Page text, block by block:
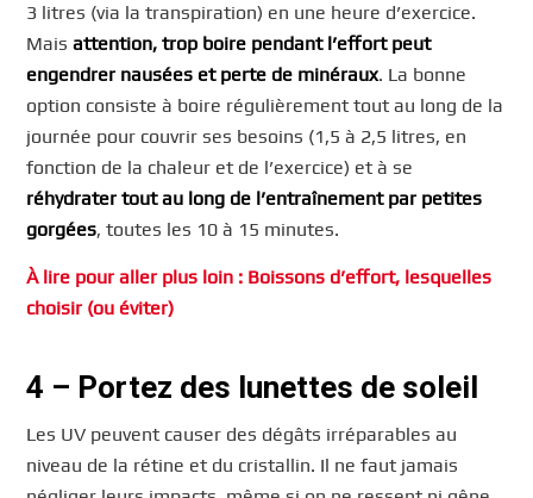
3 litres (via la transpiration) en une heure d’exercice.
Maisattention, trop boire pendant l’effort peut
engendrer nausées et perte de minéraux. La bonne
option consiste à boire régulièrement tout au long de la
journée pour couvrir ses besoins (1,5 à 2,5 litres, en
fonction de la chaleur et de l’exercice) et à se
réhydrater tout au long de l’entraînement par petites
gorgées, toutes les 10 à 15 minutes.
À lire pour aller plus loin : Boissons d’effort, lesquelles
choisir (ou éviter)
4 – Portez des lunettes de soleil
Les UV peuvent causer des dégâts irréparables au
niveau de la rétine et du cristallin. Il ne faut jamais